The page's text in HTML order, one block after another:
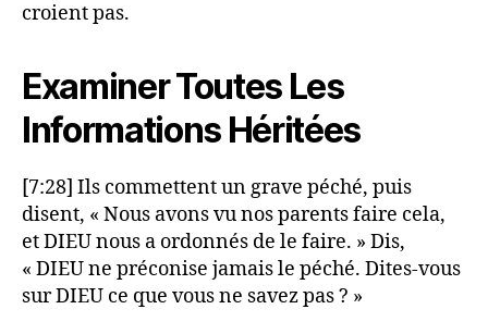
croient pas.
Examiner Toutes Les
Informations Héritées
[7:28] Ils commettent un grave péché, puis
disent, « Nous avons vu nos parents faire cela,
et DIEU nous a ordonnés de le faire. » Dis,
« DIEU ne préconise jamais le péché. Dites-vous
sur DIEU ce que vous ne savez pas ? »